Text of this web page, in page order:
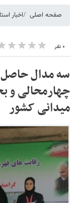
صفحه اصلی اخبار
۰ نفر
سه مدال حاصل
چهارمحالی و
میدانی کشور